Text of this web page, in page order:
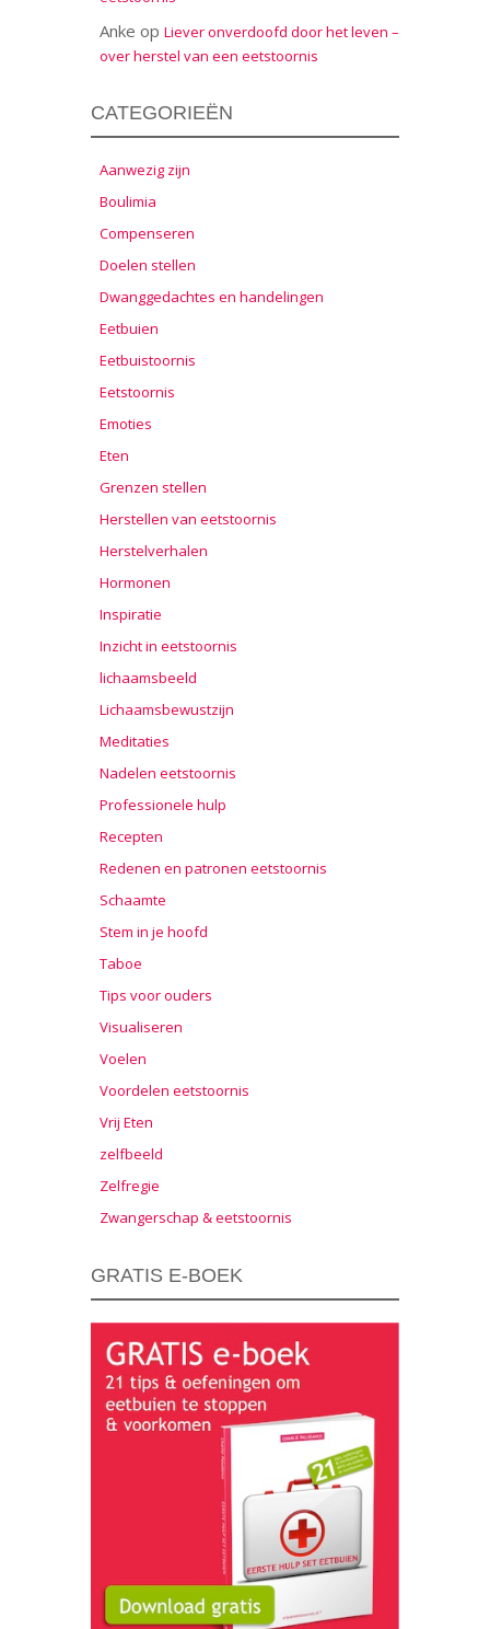
Anke op Liever onverdoofd door het leven –
over herstel van een eetstoornis
CATEGORIEËN
Aanwezig zijn
Boulimia
Compenseren
Doelen stellen
Dwanggedachtes en handelingen
Eetbuien
Eetbuistoornis
Eetstoornis
Emoties
Eten
Grenzen stellen
Herstellen van eetstoornis
Herstelverhalen
Hormonen
Inspiratie
Inzicht in eetstoornis
lichaamsbeeld
Lichaamsbewustzijn
Meditaties
Nadelen eetstoornis
Professionele hulp
Recepten
Redenen en patronen eetstoornis
Schaamte
Stem in je hoofd
Taboe
Tips voor ouders
Visualiseren
Voelen
Voordelen eetstoornis
Vrij Eten
zelfbeeld
Zelfregie
Zwangerschap & eetstoornis
GRATIS E-BOEK